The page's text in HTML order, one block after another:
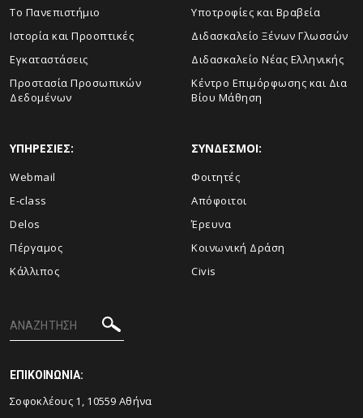
To Πανεπιστήμιο
Ιστορία και Προοπτικές
Εγκαταστάσεις
Προστασία Προσωπικών
Δεδομένων
Υποτροφίες και Βραβεία
Διδασκαλείο Ξένων Γλωσσών
Διδασκαλείο Νέας Ελληνικής
Κέντρο Επιμόρφωσης και Δια
Βίου Μάθηση
ΥΠΗΡΕΣΙΕΣ:
Webmail
E-class
Delos
Πέργαμος
Κάλλιπος
ΣΥΝΔΕΣΜΟΙ:
Φοιτητές
Απόφοιτοι
Έρευνα
Κοινωνική Δράση
Civis
ΕΠΙΚΟΙΝΩΝΙΑ:
Σοφοκλέους 1, 10559 Αθήνα